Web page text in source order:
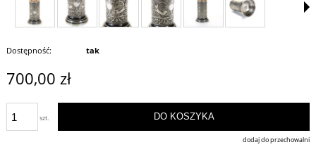
Dostępność: tak
700,00 zł
szt. DO KOSZYKA
dodaj do przechowalni